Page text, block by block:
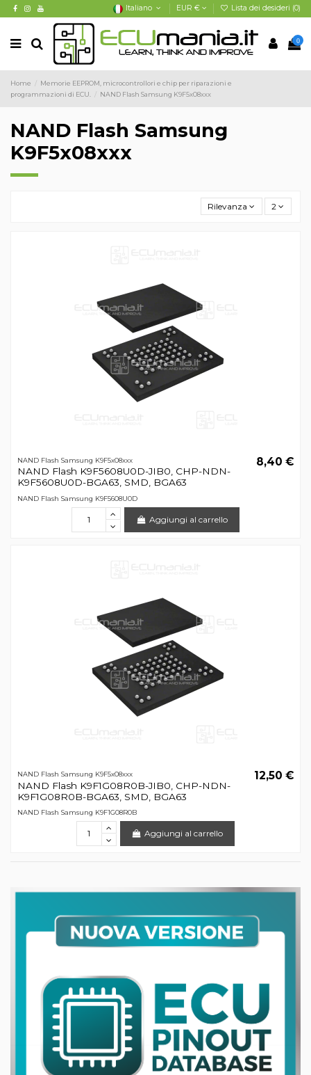
Italiano EUR € Lista dei desideri (0)
0
Home
Memorie EEPROM, microcontrollori e chip per riparazioni e
programmazioni di ECU.
NAND Flash Samsung K9F5x08xxx
NAND Flash Samsung
K9F5x08xxx
Rilevanza 2
NAND Flash Samsung K9F5x08xxx
NAND Flash K9F5608U0D-JIB0, CHP-NDN-
K9F5608U0D-BGA63, SMD, BGA63
8,40 €
NAND Flash Samsung K9F5608U0D
Aggiungi al carrello
NAND Flash Samsung K9F5x08xxx
NAND Flash K9F1G08R0B-JIB0, CHP-NDN-
K9F1G08R0B-BGA63, SMD, BGA63
12,50 €
NAND Flash Samsung K9F1G08R0B
Aggiungi al carrello